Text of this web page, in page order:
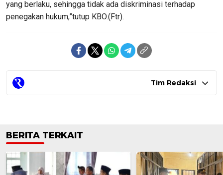
yang berlaku, sehingga tidak ada diskriminasi terhadap
penegakan hukum,”tutup KBO.(Ftr).
Tim Redaksi
BERITA TERKAIT